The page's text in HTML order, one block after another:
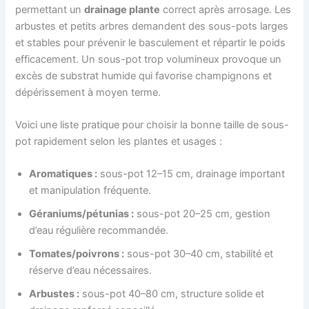
permettant undrainage plante correct après arrosage. Les
arbustes et petits arbres demandent des sous-pots larges
et stables pour prévenir le basculement et répartir le poids
efficacement. Un sous-pot trop volumineux provoque un
excès de substrat humide qui favorise champignons et
dépérissement à moyen terme.
Voici une liste pratique pour choisir la bonne taille de sous-
pot rapidement selon les plantes et usages :
Aromatiques : sous-pot 12–15 cm, drainage important
et manipulation fréquente.
Géraniums/pétunias : sous-pot 20–25 cm, gestion
d’eau régulière recommandée.
Tomates/poivrons : sous-pot 30–40 cm, stabilité et
réserve d’eau nécessaires.
Arbustes : sous-pot 40–80 cm, structure solide et